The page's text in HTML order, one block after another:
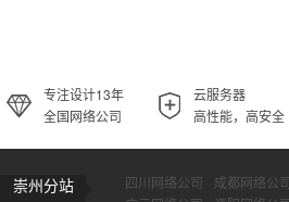
专注设计13年
全国网络公司
云服务器
高性能，高安全
崇州分站 四川网络公司 成都网络公司